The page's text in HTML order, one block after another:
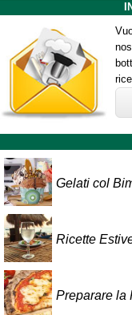
Gelati col
Ricette
Preparare la